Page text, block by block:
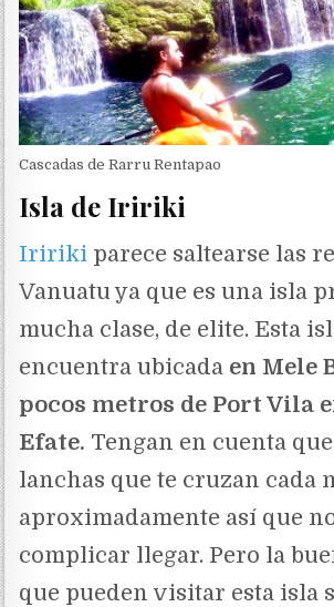
Cascadas de Rarru Rentapao
Isla de Iririki
Iririki parece saltearse las
Vanuatu ya que es una isla
mucha clase, de elite. Esta
encuentra ubicada en Mele
pocos metros de Port Vila
Efate. Tengan en cuenta
lanchas que te cruzan cada
aproximadamente así que
complicar llegar. Pero la
que pueden visitar esta isla